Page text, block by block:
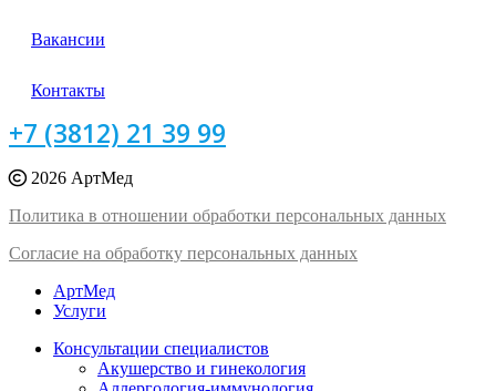
Вакансии
Контакты
+7 (3812) 21 39 99
2026 АртМед
Политика в отношении обработки персональных данных
Согласие на обработку персональных данных
АртМед
Услуги
Консультации специалистов
Акушерство и гинекология